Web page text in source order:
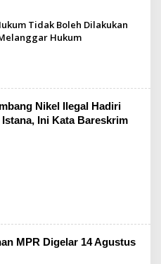
Tidak Boleh Dilakukan
Hukum
Nikel Ilegal Hadiri
Ini Kata Bareskrim
MPR Digelar 14 Agustus